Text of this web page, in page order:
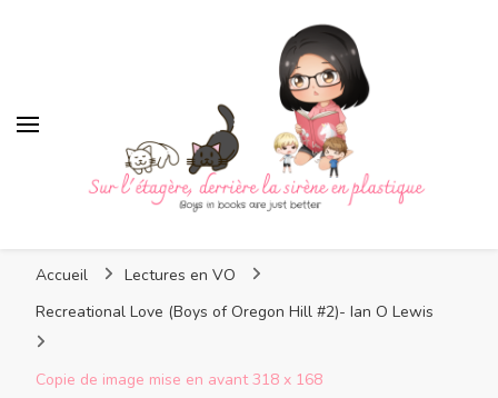
Sur l'étagère, derrière la
sirène en plastique
sirène en plastique
Accueil
Lectures en VO
Recreational Love (Boys of Oregon Hill #2)- Ian O Lewis
Copie de image mise en avant 318 x 168